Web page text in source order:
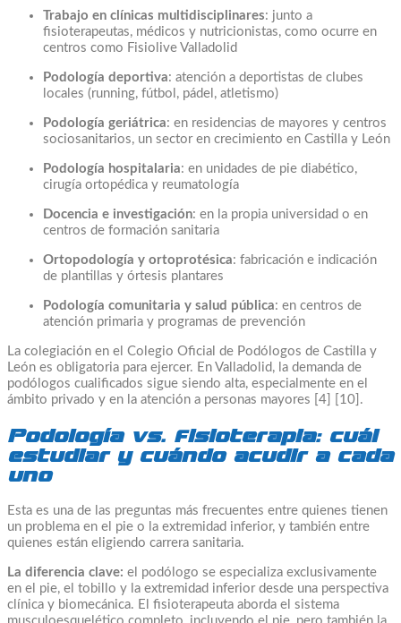
Trabajo en clínicas multidisciplinares: junto a
fisioterapeutas, médicos y nutricionistas, como ocurre en
centros como Fisiolive Valladolid
Podología deportiva: atención a deportistas de clubes
locales (running, fútbol, pádel, atletismo)
Podología geriátrica: en residencias de mayores y centros
sociosanitarios, un sector en crecimiento en Castilla y León
Podología hospitalaria: en unidades de pie diabético,
cirugía ortopédica y reumatología
Docencia e investigación: en la propia universidad o en
centros de formación sanitaria
Ortopodología y ortoprotésica: fabricación e indicación
de plantillas y órtesis plantares
Podología comunitaria y salud pública: en centros de
atención primaria y programas de prevención
La colegiación en el Colegio Oficial de Podólogos de Castilla y
León es obligatoria para ejercer. En Valladolid, la demanda de
podólogos cualificados sigue siendo alta, especialmente en el
ámbito privado y en la atención a personas mayores [4] [10].
Podología vs. fisioterapia: cuál
estudiar y cuándo acudir a cada
uno
Esta es una de las preguntas más frecuentes entre quienes tienen
un problema en el pie o la extremidad inferior, y también entre
quienes están eligiendo carrera sanitaria.
La diferencia clave: el podólogo se especializa exclusivamente
en el pie, el tobillo y la extremidad inferior desde una perspectiva
clínica y biomecánica. El fisioterapeuta aborda el sistema